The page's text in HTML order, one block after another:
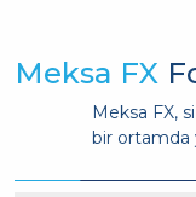
Meksa FX
Meksa FX,
bir ortamda